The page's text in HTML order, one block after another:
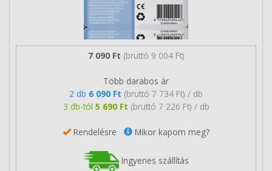
7 090 Ft (bruttó 9 004 Ft)
Több darabos ár
2 db 6 090 Ft (bruttó 7 734 Ft) / db
3 db-tól 5 690 Ft (bruttó 7 226 Ft) / db
Rendelésre Mikor kapom meg?
Ingyenes szállítás